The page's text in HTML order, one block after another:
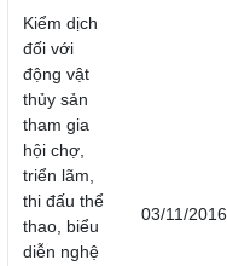
Kiểm dịch
đối với
động vật
thủy sản
tham gia
hội chợ,
triển lãm,
thi đấu thể
thao, biểu
diễn nghệ
03/11/2016